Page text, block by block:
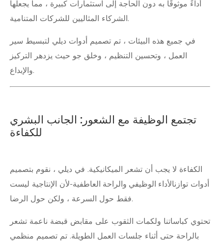
أداءً موثوقًا به دون الحاجة إلى استثمارات كبيرة ، مما يجعلها
الشركاء المثاليين للشركات المتنامية.
في جميع هذه البيئات ، تم تصميم أدوات ديلي لتبسيط سير
العمل ، وتحسين التنظيم ، وخلق جو حيث يزدهر التركيز
والإبداع.
تجتمع الوظيفة مع الشعور: الجانب البشري
للكفاءة
الكفاءة لا يجب أن تشعر الميكانيكية. في ديلي ، نقوم بتصميم
أدوات توازنالأداء الوظيفي والراحة العاطفية-لأن الإنتاجية ليست
فقط حول السرعة ، ولكن حول الرضا.
تحتوي كباساتنا ولكمات الثقوب على مقابض قبضة ناعمة تشعر
بالراحة حتى أثناء جلسات العمل الطويلة. تم تصميم منظمي